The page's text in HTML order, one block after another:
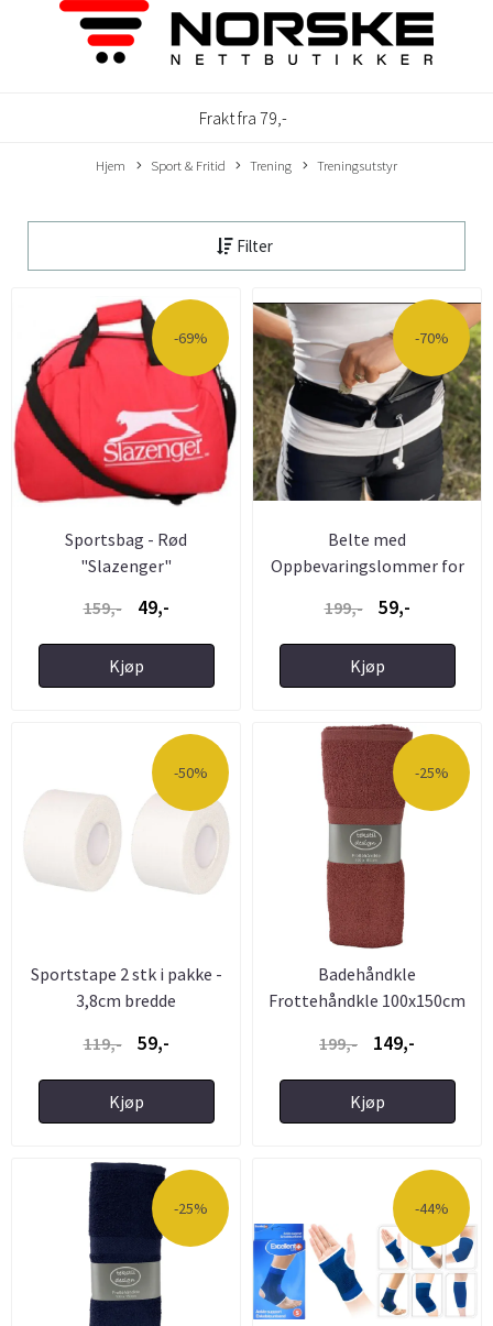
Frakt fra 79,-
Hjem Sport & Fritid Trening Treningsutstyr
Filter
-69%
Sportsbag - Rød
"Slazenger"
159,-
49,-
Kjøp
-70%
Belte med
Oppbevaringslommer for
199,- 59,-
Kjøp
-50%
Sportstape 2 stk i pakke -
3,8cm bredde
119,-
59,-
Kjøp
-25%
Badehåndkle
Frottehåndkle 100x150cm
199,- 149,-
Kjøp
-25% -44%